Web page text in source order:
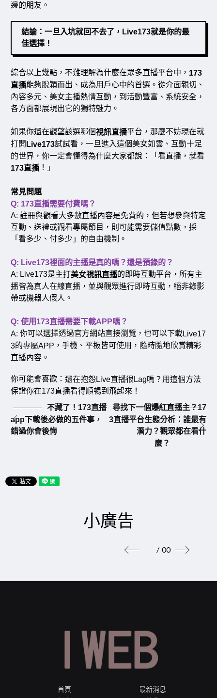
邊的朋友。
結論：一旦入坑就回不去了，Live173就是你的最
佳選擇！
綜合以上幾點，不難理解為什麼在眾多直播平台中， 173
直播能夠脫穎而出、成為用戶心中的首選。從介面親切、
內容多元、美女主播熱情互動，到活動豐富、系統安全，
各方面都展現出它的獨特魅力。
如果你還在觀望該選哪個視訊直播平台，那麼不妨現在就
打開 Live173試試看，一旦進入這個美女如雲、互動十足
的世界，你一定會懂得為什麼大家都說：「看直播，就看
173直播 ！」
常見問題
Q: 173直播需要付費嗎？
A: 註冊與觀看大多數直播內容是免費的，但若想參與特定
互動、送禮或觀看專屬節目，則可能需要儲值點數，採
「看多少、付多少」的自由機制。
Q: Live173裡面的主播是真的嗎？還是預錄的？
A: Live173是主打美女視訊直播的即時互動平台，所有主
播皆為真人在線直播，並與觀眾進行即時互動，絕非錄影
帶或機器人假人。
Q:使用 173直播需要下載APP嗎？
A:你可以選擇透過官方網站直接瀏覽，也可以下載Live17
3的專屬APP ，手機、平板皆可使用，隨時隨地欣賞精彩
直播內容。
你可能會喜歡：還在抱怨Live直播很Lag嗎？用這個方法
保證你在173直播看得順暢到飛起來！
不藏了！173直播
app下載後必做的五件事，
錯過你會後悔
尋找下一個爆紅直播主？17
3直播平台生態分析：誰最有
潛力？觀眾都在看什
麼？
小廣告
00
首頁
最新消息